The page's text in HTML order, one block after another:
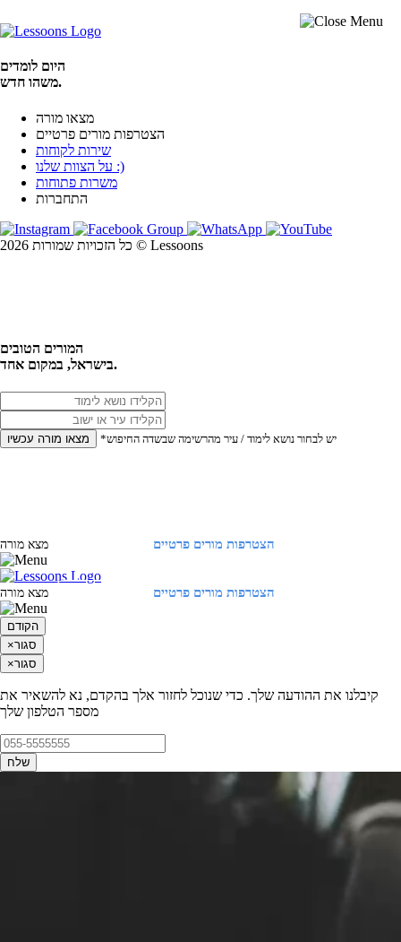
היום לומדים
משהו חדש.
מצאו מורה
הצטרפות מורים פרטיים
שירות לקוחות
על הצוות שלנו :)
משרות פתוחות
התחברות
כל הזכויות שמורות 2026 © Lessoons
המורים הטובים
בישראל, במקום אחד.
מצאו מורה עכשיו *יש לבחור נושא לימוד / עיר מהרשימה שבשדה החיפוש
הצטרפות מורים פרטיים מצא מורה
הצטרפות מורים פרטיים מצא מורה
הקודם
×סגור
×סגור
קיבלנו את ההודעה שלך. כדי שנוכל לחזור אלך בהקדם, נא להשאיר את
מספר הטלפון שלך
שלח